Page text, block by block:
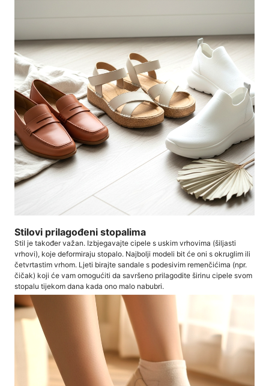
Stilovi prilagođeni stopalima
Stil je također važan. Izbjegavajte cipele s uskim vrhovima (šiljasti
vrhovi), koje deformiraju stopalo. Najbolji modeli bit će oni s okruglim ili
četvrtastim vrhom. Ljeti birajte sandale s podesivim remenčićima (npr.
čičak) koji će vam omogućiti da savršeno prilagodite širinu cipele svom
stopalu tijekom dana kada ono malo nabubri.